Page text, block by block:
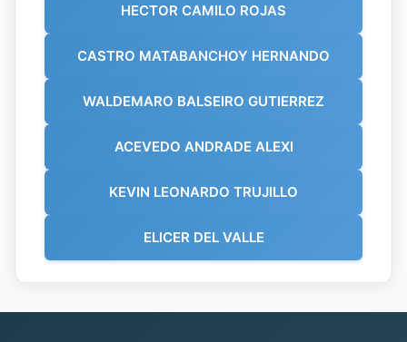
HECTOR CAMILO ROJAS
CASTRO MATABANCHOY HERNANDO
WALDEMARO BALSEIRO GUTIERREZ
ACEVEDO ANDRADE ALEXI
KEVIN LEONARDO TRUJILLO
ELICER DEL VALLE